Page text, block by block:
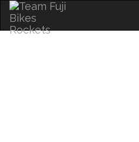
Skip
content